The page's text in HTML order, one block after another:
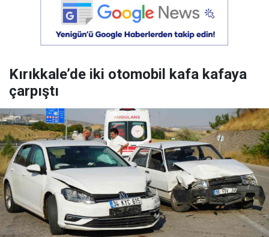
Kırıkkale’de iki otomobil kafa kafaya
çarpıştı